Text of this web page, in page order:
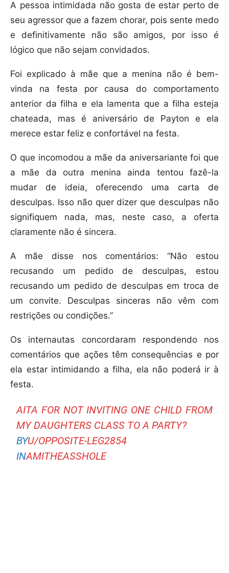
A pessoa intimidada não gosta de estar perto de
seu agressor que a fazem chorar, pois sente medo
e definitivamente não são amigos, por isso é
lógico que não sejam convidados.
Foi explicado à mãe que a menina não é bem-
vinda na festa por causa do comportamento
anterior da filha e ela lamenta que a filha esteja
chateada, mas é aniversário de Payton e ela
merece estar feliz e confortável na festa.
O que incomodou a mãe da aniversariante foi que
a mãe da outra menina ainda tentou fazê-la
mudar de ideia, oferecendo uma carta de
desculpas. Isso não quer dizer que desculpas não
signifiquem nada, mas, neste caso, a oferta
claramente não é sincera.
A mãe disse nos comentários: “Não estou
recusando um pedido de desculpas, estou
recusando um pedido de desculpas em troca de
um convite. Desculpas sinceras não vêm com
restrições ou condições.”
Os internautas concordaram respondendo nos
comentários que ações têm consequências e por
ela estar intimidando a filha, ela não poderá ir à
festa.
AITA FOR NOT INVITING ONE CHILD FROM
MY DAUGHTERS CLASS TO A PARTY?
BYU/OPPOSITE-LEG2854
INAMITHEASSHOLE